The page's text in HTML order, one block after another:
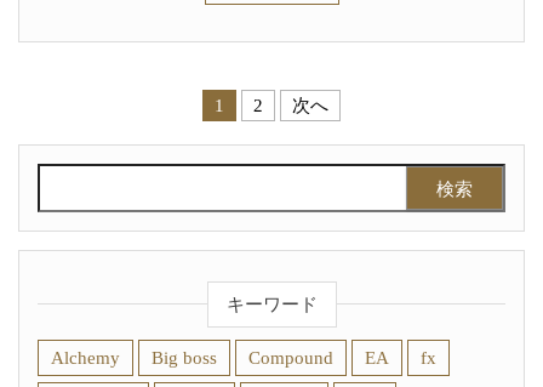
投稿のページ送り
1 2 次へ
キーワード
Alchemy Big boss Compound EA fx